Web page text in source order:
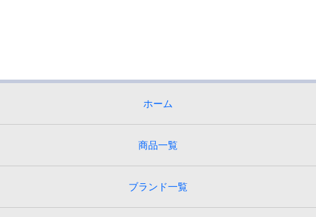
ホーム
商品一覧
ブランド一覧